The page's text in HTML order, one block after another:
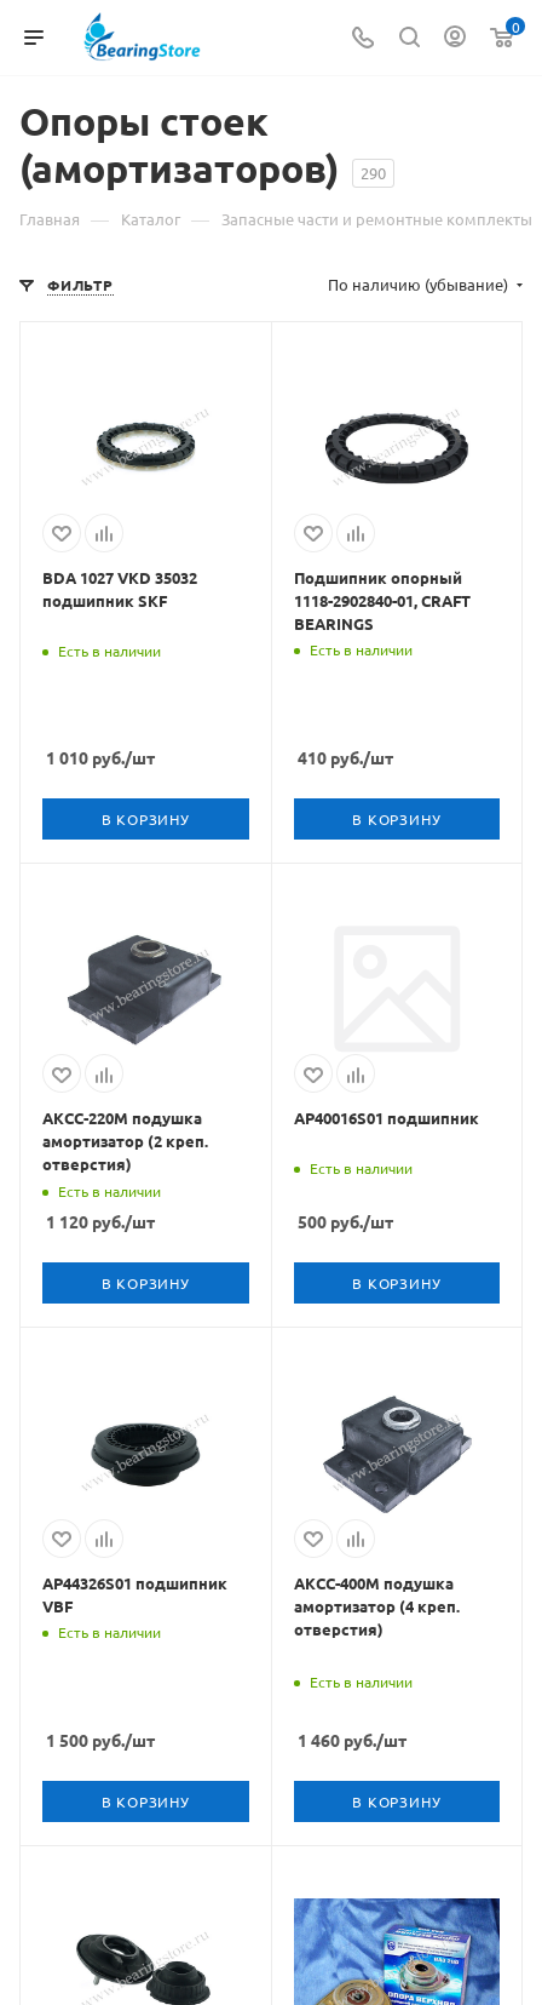
0
Опоры стоек
(амортизаторов)
290
Главная — Каталог — Запасные части и ремонтные комплекты
ФИЛЬТР По наличию (убывание)
BDA 1027 VKD 35032
подшипник SKF
Есть в наличии
1 010 руб./шт
В КОРЗИНУ
Подшипник опорный
1118-2902840-01, CRAFT
BEARINGS
Есть в наличии
410руб./шт
В КОРЗИНУ
АКСС-220М подушка
амортизатор (2 креп.
отверстия)
Есть в наличии
1 120 руб./шт
В КОРЗИНУ
АР40016S01 подшипник
Есть в наличии
500руб./шт
В КОРЗИНУ
AP44326S01 подшипник
VBF
Есть в наличии
1 500 руб./шт
В КОРЗИНУ
АКСС-400М подушка
амортизатор (4 креп.
отверстия)
Есть в наличии
1 460руб./шт
В КОРЗИНУ